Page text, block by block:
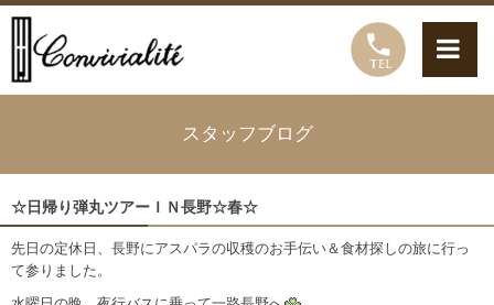
スタッフブログ
☆日帰り弾丸ツアーＩＮ長野☆春☆
先日の定休日、長野にアスパラの収穫のお手伝い＆食材探しの旅に行っ
て参りました。